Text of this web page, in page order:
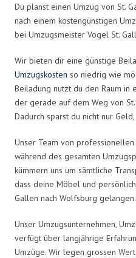
Du planst einen Umzug von St.
nach einem kostengünstigen
bei Umzugsmeister Vogel St.
Wir bieten dir eine günstige
Umzugskosten so niedrig wie
Beiladung nutzt du den Raum in
der gerade auf dem Weg von
Dadurch sparst du nicht nur
Unser Team von
während des gesamten
kümmern uns um sämtliche
dass deine Möbel und
Gallen nach Wolfsburg gelangen.
Unser Umzugsunternehmen,
verfügt über langjährige
Umzüge. Wir legen grossen